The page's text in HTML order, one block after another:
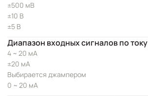
±500 мВ
±10 В
±5 В
Диапазон входных сигналов по току
4 ~ 20 мА
±20 мА
Выбирается джампером
0 ~ 20 мА